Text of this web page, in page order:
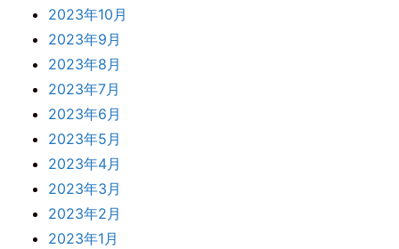
2023年10月
2023年9月
2023年8月
2023年7月
2023年6月
2023年5月
2023年4月
2023年3月
2023年2月
2023年1月